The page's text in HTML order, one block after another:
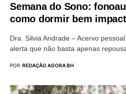
Semana do Sono:
como dormir bem
Dra. Silvia Andrade – Acervo
alerta que não basta apenas
POR REDAÇÃO AGORA BH